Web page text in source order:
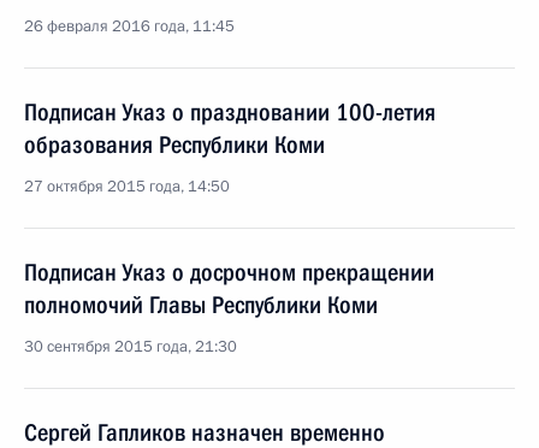
26 февраля 2016 года, 11:45
Подписан Указ о праздновании 100-летия
образования Республики Коми
27 октября 2015 года, 14:50
Подписан Указ о досрочном прекращении
полномочий Главы Республики Коми
30 сентября 2015 года, 21:30
Сергей Гапликов назначен временно